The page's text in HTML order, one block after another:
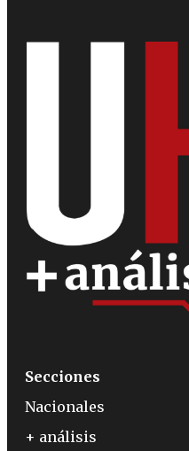
Secciones
Nacionales
+ análisis